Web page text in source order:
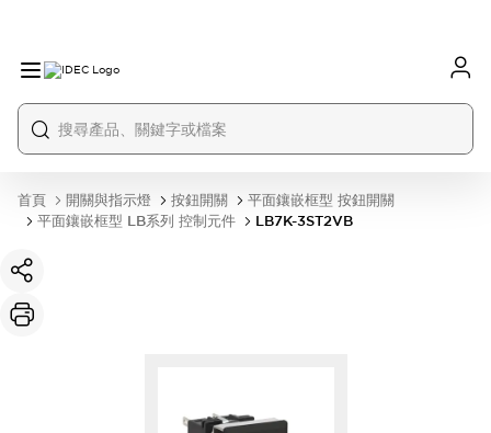
首頁 開關與指示燈 按鈕開關
平面鑲嵌框型 按鈕開關
平面鑲嵌框型 LB系列 控制元件
LB7K-3ST2VB